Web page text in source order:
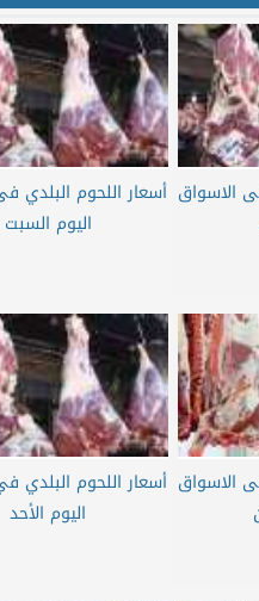
الاسواق أسعار اللحوم البلدي
اليوم السبت
الاسواق أسعار اللحوم البلدي
اليوم الأحد